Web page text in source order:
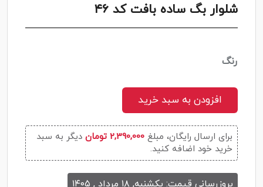
شلوار بگ ساده بافت کد ۴۶
رنگ
افزودن به سبد خرید
برای ارسال رایگان، مبلغ 2,390,000 تومان
دیگر به سبد
خرید خود اضافه کنید.
بروزرسانی قیمت: یکشنبه, ۱۸ مرداد , ۱۴۰۵